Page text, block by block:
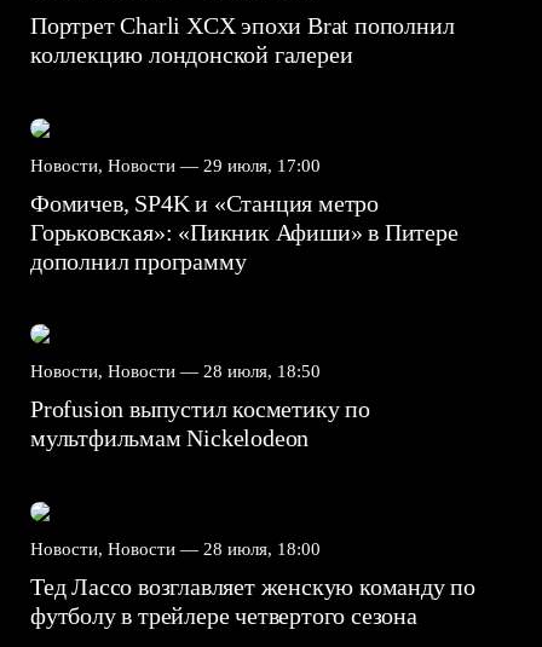
Портрет Charli XCX эпохи Brat пополнил
коллекцию лондонской галереи
Новости, Новости — 29 июля, 17:00
Фомичев, SP4K и «Станция метро
Горьковская»: «Пикник Афиши» в Питере
дополнил программу
Новости, Новости — 28 июля, 18:50
Profusion выпустил косметику по
мультфильмам Nickelodeon
Новости, Новости — 28 июля, 18:00
Тед Лассо возглавляет женскую команду по
футболу в трейлере четвертого сезона